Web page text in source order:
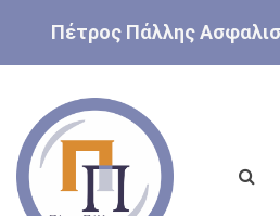
Πέτρος Πάλλης